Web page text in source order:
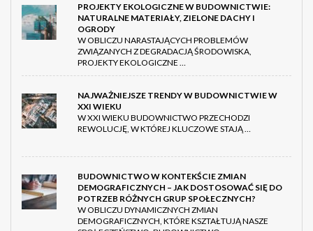
PROJEKTY EKOLOGICZNE W BUDOWNICTWIE:
NATURALNE MATERIAŁY, ZIELONE DACHY I
OGRODY
W OBLICZU NARASTAJĄCYCH PROBLEMÓW
ZWIĄZANYCH Z DEGRADACJĄ ŚRODOWISKA,
PROJEKTY EKOLOGICZNE …
NAJWAŻNIEJSZE TRENDY W BUDOWNICTWIE W
XXI WIEKU
W XXI WIEKU BUDOWNICTWO PRZECHODZI
REWOLUCJĘ, W KTÓREJ KLUCZOWE STAJĄ …
BUDOWNICTWO W KONTEKŚCIE ZMIAN
DEMOGRAFICZNYCH – JAK DOSTOSOWAĆ SIĘ DO
POTRZEB RÓŻNYCH GRUP SPOŁECZNYCH?
W OBLICZU DYNAMICZNYCH ZMIAN
DEMOGRAFICZNYCH, KTÓRE KSZTAŁTUJĄ NASZE